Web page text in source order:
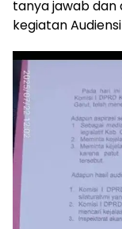
tanya jawab
kegiatan